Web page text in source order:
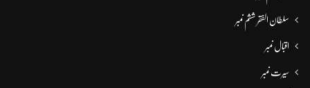
سلطان الفقر ششم نمبر
اقبال نمبر
سیرت نمبر